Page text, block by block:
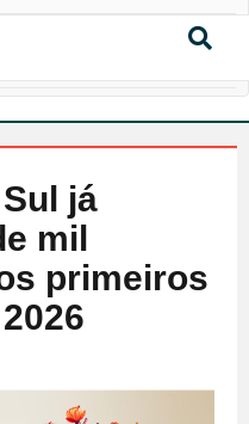
já
mil
primeiros